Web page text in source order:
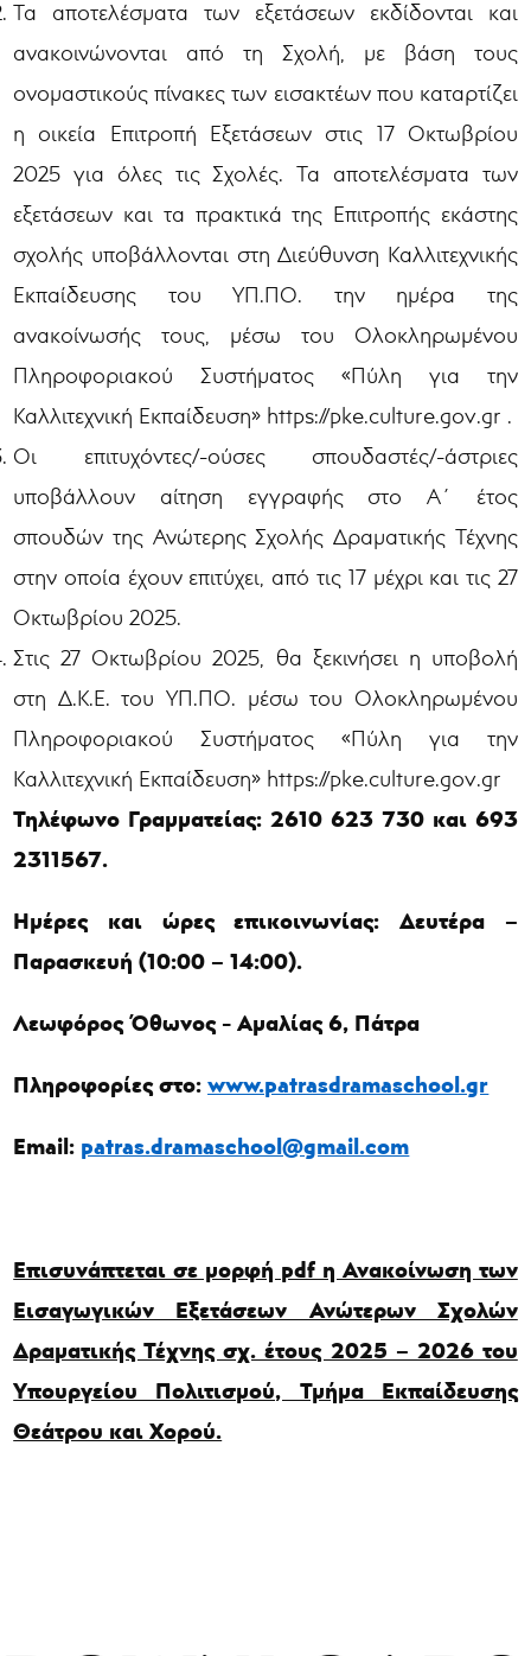
Τα αποτελέσματα των εξετάσεων εκδίδονται και
ανακοινώνονται από τη Σχολή, με βάση τους
ονομαστικούς πίνακες των εισακτέων που καταρτίζει
η οικεία Επιτροπή Εξετάσεων στις 17 Οκτωβρίου
2025 για όλες τις Σχολές. Τα αποτελέσματα των
εξετάσεων και τα πρακτικά της Επιτροπής εκάστης
σχολής υποβάλλονται στη Διεύθυνση Καλλιτεχνικής
Εκπαίδευσης του ΥΠ.ΠΟ. την ημέρα της
ανακοίνωσής τους, μέσω του Ολοκληρωμένου
Πληροφοριακού Συστήματος «Πύλη για την
Καλλιτεχνική Εκπαίδευση» https://pke.culture.gov.gr .
Οι επιτυχόντες/-ούσες σπουδαστές/-άστριες
υποβάλλουν αίτηση εγγραφής στο Α΄ έτος
σπουδών της Ανώτερης Σχολής Δραματικής Τέχνης
στην οποία έχουν επιτύχει, από τις 17 μέχρι και τις 27
Οκτωβρίου 2025.
Στις 27 Οκτωβρίου 2025, θα ξεκινήσει η υποβολή
στη Δ.Κ.Ε. του ΥΠ.ΠΟ. μέσω του Ολοκληρωμένου
Πληροφοριακού Συστήματος «Πύλη για την
Καλλιτεχνική Εκπαίδευση» https://pke.culture.gov.gr
Τηλέφωνο Γραμματείας: 2610 623 730 και 693
2311567.
Ημέρες και ώρες επικοινωνίας: Δευτέρα –
Παρασκευή (10:00 – 14:00).
Λεωφόρος Όθωνος - Αμαλίας 6, Πάτρα
Πληροφορίες στο:www.patrasdramaschool.gr
Email: patras.dramaschool@gmail.com
Επισυνάπτεται σε μορφή pdf η Ανακοίνωση των
Εισαγωγικών Εξετάσεων Ανώτερων Σχολών
Δραματικής Τέχνης σχ. έτους 2025 – 2026 του
Υπουργείου Πολιτισμού, Τμήμα Εκπαίδευσης
Θεάτρου και Χορού.